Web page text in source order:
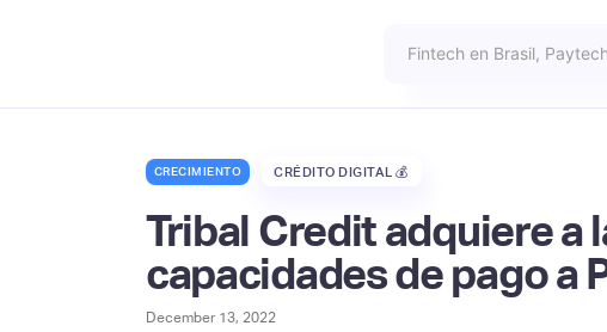
CRECIMIENTO CRÉDITO DIGITAL 💰
Tribal Credit adquiere a
capacidades de pago a
December 13, 2022